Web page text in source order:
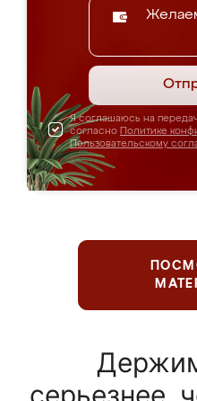
Я соглашаюсь на
согласно Политике
Пользовательскому